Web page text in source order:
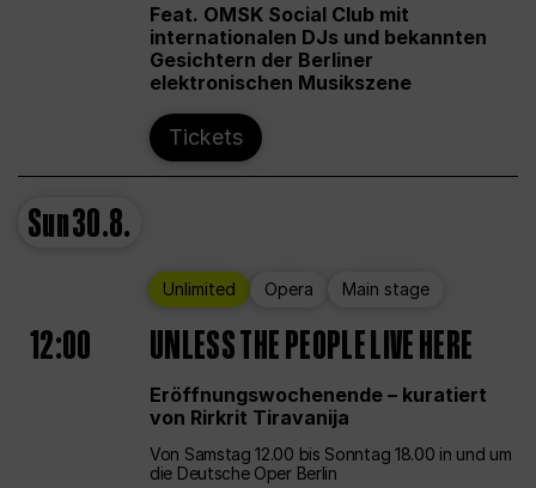
Feat. OMSK Social Club mit
internationalen DJs und bekannten
Gesichtern der Berliner
elektronischen Musikszene
Tickets
Sun30.8.
Unlimited Opera Main stage
12:00 UNLESS THE PEOPLE LIVE HERE
Eröffnungswochenende – kuratiert
von Rirkrit Tiravanija
Von Samstag 12.00 bis Sonntag 18.00 in und um
die Deutsche Oper Berlin